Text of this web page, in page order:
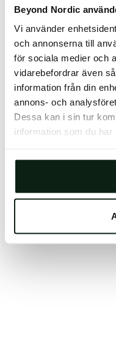
Beyond Nordic
Vi använder
och annonserna till
för sociala medier och
vidarebefordrar även
information från din
annons- och
Dessa kan i sin tur
information som du
issue
Click the button
issue persists,
Clearing your
We